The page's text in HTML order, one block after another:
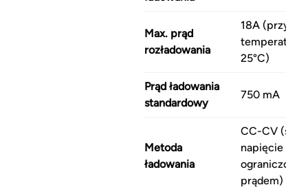
Max. prąd
rozładowania
18A (przy
25°C)
Prąd ładowania
standardowy
750 mA
Metoda
ładowania
CC-CV (stałe
napięcie z
prądem)